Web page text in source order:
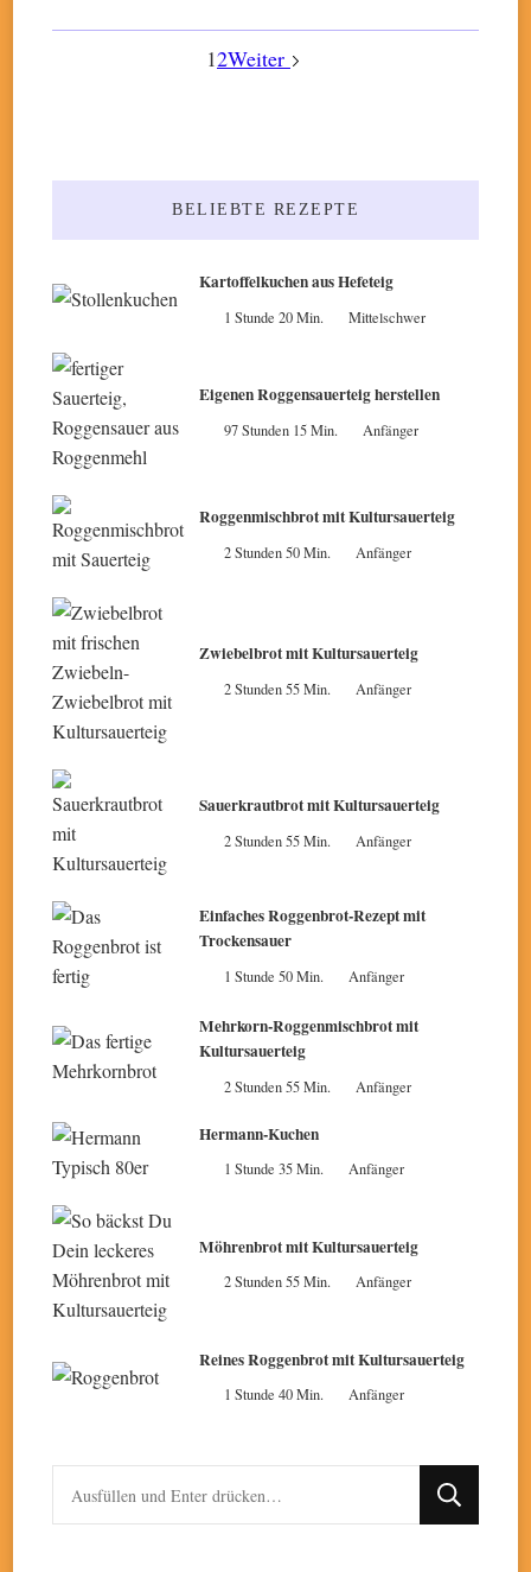
12Weiter
BELIEBTE REZEPTE
Kartoffelkuchen aus Hefeteig
1 Stunde 20 Min. Mittelschwer
Eigenen Roggensauerteig herstellen
97 Stunden 15 Min. Anfänger
Roggenmischbrot mit Kultursauerteig
2 Stunden 50 Min. Anfänger
Zwiebelbrot mit Kultursauerteig
2 Stunden 55 Min. Anfänger
Sauerkrautbrot mit Kultursauerteig
2 Stunden 55 Min. Anfänger
Einfaches Roggenbrot-Rezept mit
Trockensauer
1 Stunde 50 Min. Anfänger
Mehrkorn-Roggenmischbrot mit
Kultursauerteig
2 Stunden 55 Min. Anfänger
Hermann-Kuchen
1 Stunde 35 Min. Anfänger
Möhrenbrot mit Kultursauerteig
2 Stunden 55 Min. Anfänger
Reines Roggenbrot mit Kultursauerteig
1 Stunde 40 Min. Anfänger
Suchst
du